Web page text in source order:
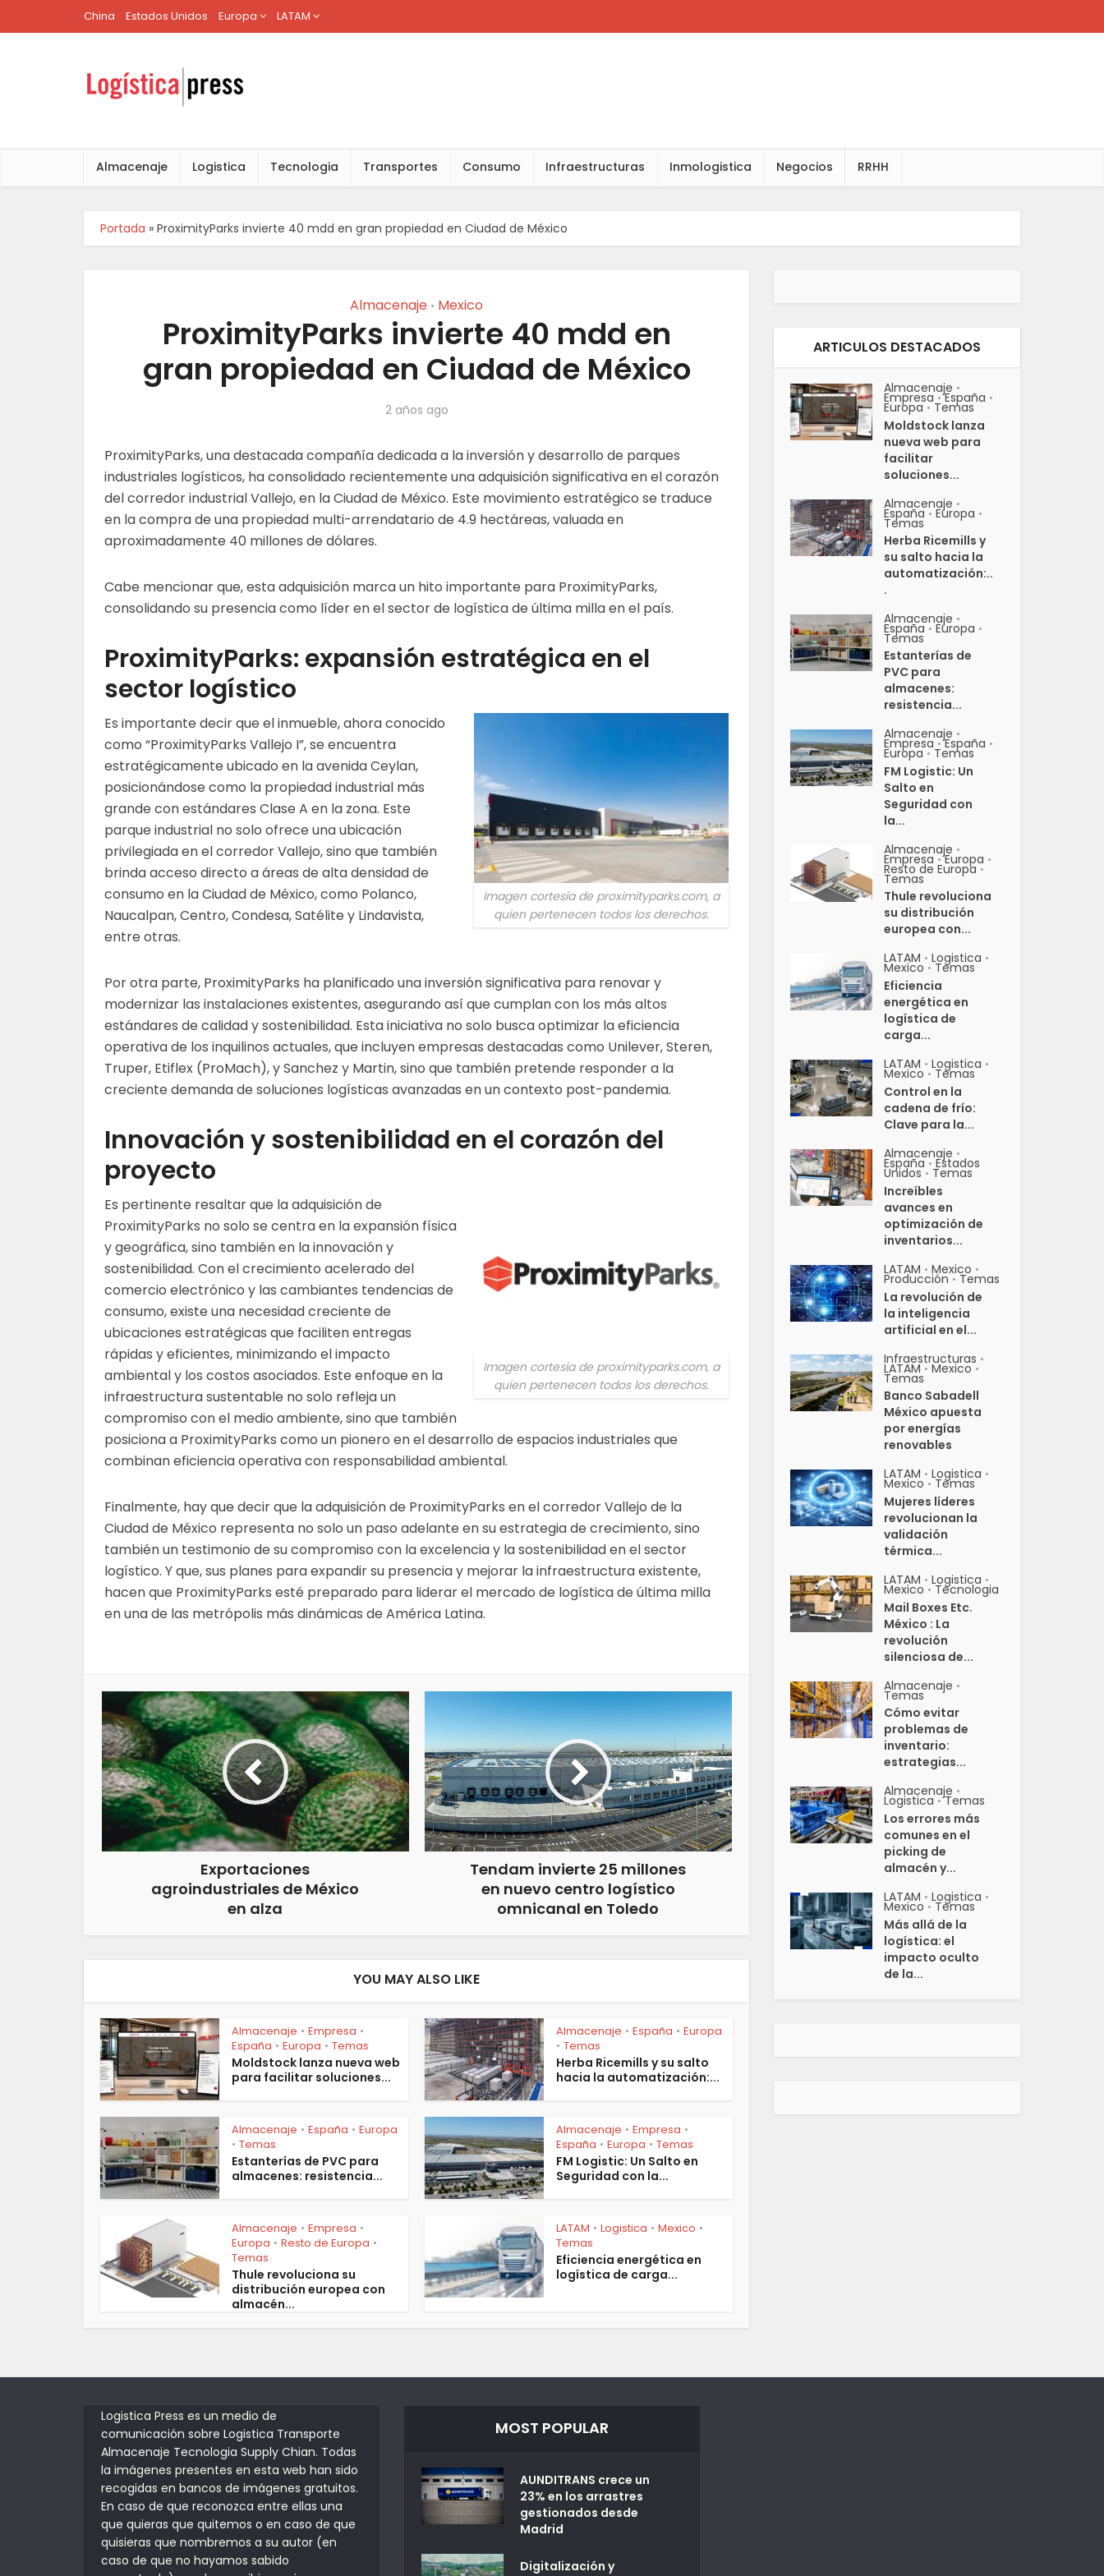
China Estados Unidos Europa LATAM
Almacenaje Logistica Tecnologia Transportes Consumo Infraestructuras Inmologistica Negocios RRHH
Portada » ProximityParks invierte 40 mdd en gran propiedad en Ciudad de México
Almacenaje • Mexico
ProximityParks invierte 40 mdd en
gran propiedad en Ciudad de México
2 años ago
ProximityParks, una destacada compañía dedicada a la inversión y desarrollo de parques
industriales logísticos, ha consolidado recientemente una adquisición significativa en el corazón
del corredor industrial Vallejo, en la Ciudad de México. Este movimiento estratégico se traduce
en la compra de una propiedad multi-arrendatario de 4.9 hectáreas, valuada en
aproximadamente 40 millones de dólares.
Cabe mencionar que, esta adquisición marca un hito importante para ProximityParks,
consolidando su presencia como líder en el sector de logística de última milla en el país.
ProximityParks: expansión estratégica en el
sector logístico
Imagen cortesía de proximityparks.com, a
quien pertenecen todos los derechos.
Es importante decir que el inmueble, ahora conocido
como “ProximityParks Vallejo I”, se encuentra
estratégicamente ubicado en la avenida Ceylan,
posicionándose como la propiedad industrial más
grande con estándares Clase A en la zona. Este
parque industrial no solo ofrece una ubicación
privilegiada en el corredor Vallejo, sino que también
brinda acceso directo a áreas de alta densidad de
consumo en la Ciudad de México, como Polanco,
Naucalpan, Centro, Condesa, Satélite y Lindavista,
entre otras.
Por otra parte, ProximityParks ha planificado una inversión significativa para renovar y
modernizar las instalaciones existentes, asegurando así que cumplan con los más altos
estándares de calidad y sostenibilidad. Esta iniciativa no solo busca optimizar la eficiencia
operativa de los inquilinos actuales, que incluyen empresas destacadas como Unilever, Steren,
Truper, Etiflex (ProMach), y Sanchez y Martin, sino que también pretende responder a la
creciente demanda de soluciones logísticas avanzadas en un contexto post-pandemia.
Innovación y sostenibilidad en el corazón del
proyecto
Imagen cortesía de proximityparks.com, a
quien pertenecen todos los derechos.
Es pertinente resaltar que la adquisición de
ProximityParks no solo se centra en la expansión física
y geográfica, sino también en la innovación y
sostenibilidad. Con el crecimiento acelerado del
comercio electrónico y las cambiantes tendencias de
consumo, existe una necesidad creciente de
ubicaciones estratégicas que faciliten entregas
rápidas y eficientes, minimizando el impacto
ambiental y los costos asociados. Este enfoque en la
infraestructura sustentable no solo refleja un
compromiso con el medio ambiente, sino que también
posiciona a ProximityParks como un pionero en el desarrollo de espacios industriales que
combinan eficiencia operativa con responsabilidad ambiental.
Finalmente, hay que decir que la adquisición de ProximityParks en el corredor Vallejo de la
Ciudad de México representa no solo un paso adelante en su estrategia de crecimiento, sino
también un testimonio de su compromiso con la excelencia y la sostenibilidad en el sector
logístico. Y que, sus planes para expandir su presencia y mejorar la infraestructura existente,
hacen que ProximityParks esté preparado para liderar el mercado de logística de última milla
en una de las metrópolis más dinámicas de América Latina.
Exportaciones
agroindustriales de México
en alza
Tendam invierte 25 millones
en nuevo centro logístico
omnicanal en Toledo
YOU MAY ALSO LIKE
Almacenaje • Empresa •
España • Europa • Temas
Moldstock lanza nueva web
para facilitar soluciones...
Almacenaje • España • Europa
• Temas
Herba Ricemills y su salto
hacia la automatización:...
Almacenaje • España • Europa
• Temas
Estanterías de PVC para
almacenes: resistencia...
Almacenaje • Empresa •
España • Europa • Temas
FM Logistic: Un Salto en
Seguridad con la...
Almacenaje • Empresa •
Europa • Resto de Europa •
Temas
Thule revoluciona su
distribución europea con
almacén...
LATAM • Logistica • Mexico •
Temas
Eficiencia energética en
logística de carga...
ARTICULOS DESTACADOS
Almacenaje •
Empresa • España •
Europa • Temas
Moldstock lanza
nueva web para
facilitar
soluciones...
Almacenaje •
España • Europa •
Temas
Herba Ricemills y
su salto hacia la
automatización:..
.
Almacenaje •
España • Europa •
Temas
Estanterías de
PVC para
almacenes:
resistencia...
Almacenaje •
Empresa • España •
Europa • Temas
FM Logistic: Un
Salto en
Seguridad con
la...
Almacenaje •
Empresa • Europa •
Resto de Europa •
Temas
Thule revoluciona
su distribución
europea con...
LATAM • Logistica •
Mexico • Temas
Eficiencia
energética en
logística de
carga...
LATAM • Logistica •
Mexico • Temas
Control en la
cadena de frío:
Clave para la...
Almacenaje •
España • Estados
Unidos • Temas
Increíbles
avances en
optimización de
inventarios...
LATAM • Mexico •
Producción • Temas
La revolución de
la inteligencia
artificial en el...
Infraestructuras •
LATAM • Mexico •
Temas
Banco Sabadell
México apuesta
por energías
renovables
LATAM • Logistica •
Mexico • Temas
Mujeres líderes
revolucionan la
validación
térmica...
LATAM • Logistica •
Mexico • Tecnologia
Mail Boxes Etc.
México : La
revolución
silenciosa de...
Almacenaje •
Temas
Cómo evitar
problemas de
inventario:
estrategias...
Almacenaje •
Logistica • Temas
Los errores más
comunes en el
picking de
almacén y...
LATAM • Logistica •
Mexico • Temas
Más allá de la
logística: el
impacto oculto
de la...
Logistica Press es un medio de
comunicación sobre Logistica Transporte
Almacenaje Tecnologia Supply Chian. Todas
la imágenes presentes en esta web han sido
recogidas en bancos de imágenes gratuitos.
En caso de que reconozca entre ellas una
que quieras que quitemos o en caso de que
quisieras que nombremos a su autor (en
caso de que no hayamos sabido
MOST POPULAR
AUNDITRANS crece un
23% en los arrastres
gestionados desde
Madrid
Digitalización y